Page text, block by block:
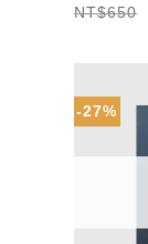
NT$650
-27%